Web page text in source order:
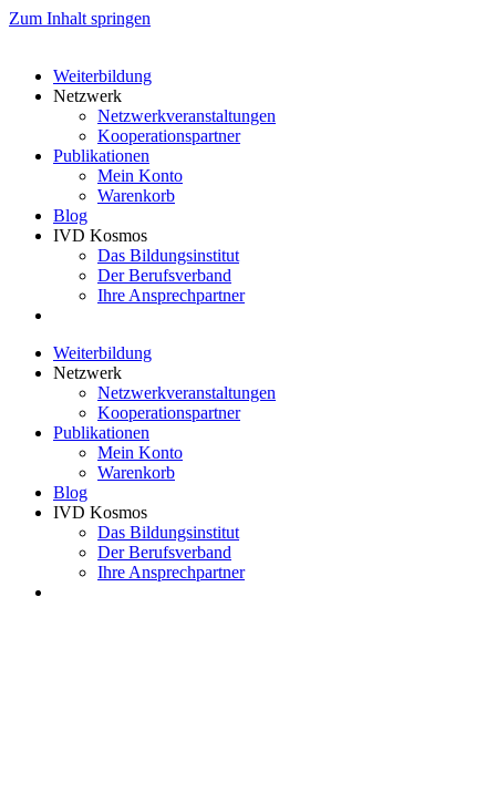
Zum Inhalt springen
Weiterbildung
Netzwerk
Netzwerkveranstaltungen
Kooperationspartner
Publikationen
Mein Konto
Warenkorb
Blog
IVD Kosmos
Das Bildungsinstitut
Der Berufsverband
Ihre Ansprechpartner
Weiterbildung
Netzwerk
Netzwerkveranstaltungen
Kooperationspartner
Publikationen
Mein Konto
Warenkorb
Blog
IVD Kosmos
Das Bildungsinstitut
Der Berufsverband
Ihre Ansprechpartner